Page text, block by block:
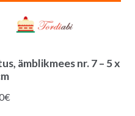
ämblikmees nr. 7 – 5 x
€